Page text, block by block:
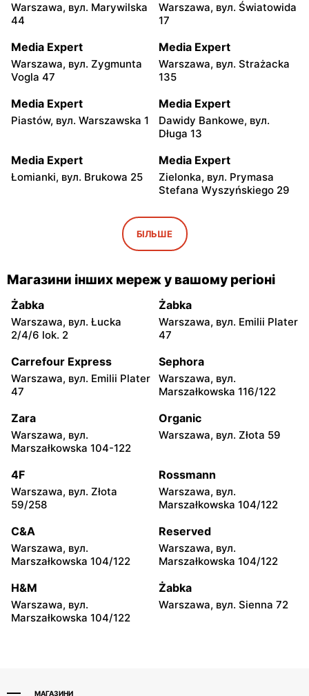
Warszawa, вул. Marywilska
44
Warszawa, вул. Światowida
17
Media Expert
Warszawa, вул. Zygmunta
Vogla 47
Media Expert
Warszawa, вул. Strażacka
135
Media Expert
Piastów, вул. Warszawska 1
Media Expert
Dawidy Bankowe, вул.
Długa 13
Media Expert
Łomianki, вул. Brukowa 25
Media Expert
Zielonka, вул. Prymasa
Stefana Wyszyńskiego 29
Janki, вул. Mszczonowska
Media Expert
Ożarów Mazowiecki, вул.
Poznańska 151b
Media Expert
Piłsudskiego 200
Media Expert
Piaseczno, вул. Puławska
46
Media Expert
1
Media Expert
2
Media Expert
Józefa Piłsudskiego 31C
Media Expert
23
Media Expert Media Expert
Media Expert
Otwock, вул. Płk. Ryszarda
Media Expert
Podkowa Leśna, вул.
Media Expert
Błonie, вул. Powstańców 12
Media Expert
Nowy Dwór Mazowiecki,
Przemysława Morawicza 4
Media Expert Media Expert
БІЛЬШЕ
Магазини інших мереж у вашому регіоні
Żabka
Warszawa, вул. Łucka
2/4/6 lok. 2
Żabka
Warszawa, вул. Emilii Plater
47
Carrefour Express
Warszawa, вул. Emilii Plater
47
Sephora
Warszawa, вул.
Marszałkowska 116/122
Zara
Warszawa, вул.
Marszałkowska 104-122
Organic
Warszawa, вул. Złota 59
4F
Warszawa, вул. Złota
59/258
Rossmann
Warszawa, вул.
Marszałkowska 104/122
C&A
Warszawa, вул.
Marszałkowska 104/122
Reserved
Warszawa, вул.
Marszałkowska 104/122
H&M
Warszawa, вул.
Marszałkowska 104/122
Żabka
Warszawa, вул. Sienna 72
МАГАЗИНИ